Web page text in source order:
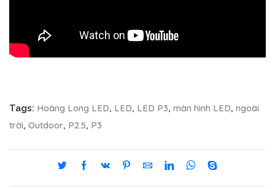
Tags: Hoàng Long LED, LED, LED P3, màn hình LED, ngoài
trời, Outdoor, P2.5, P3